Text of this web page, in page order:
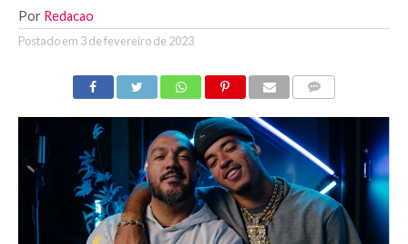
Por Redacao
Postado em 3 de fevereiro de 2023